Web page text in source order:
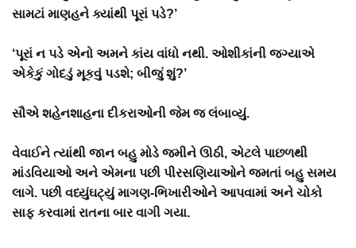
સામટાં માણહને ક્યાંથી પૂરાં પડે?’
‘પૂરાં ન પડે એનો અમને કાંય વાંધો નથી. ઓશીકાંની જગ્યાએ
એકેકું ગોદડું મૂકવું પડશે; બીજું શું?’
સૌએ શહેનશાહના દીકરાઓની જેમ જ લંબાવ્યું.
વેવાઈને ત્યાંથી જાન બહુ મોડે જમીને ઊઠી, એટલે પાછળથી
માંડવિયાઓ અને એમના પછી પીરસણિયાઓને જમતાં બહુ સમય
લાગે. પછી વધ્યુંઘટ્યું માગણ-ભિખારીઓને આપવામાં અને ચોકો
સાફ કરવામાં રાતના બાર વાગી ગયા.